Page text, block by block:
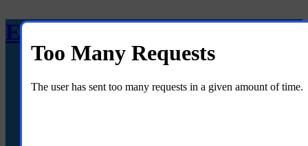
El Molino Online
Boletín